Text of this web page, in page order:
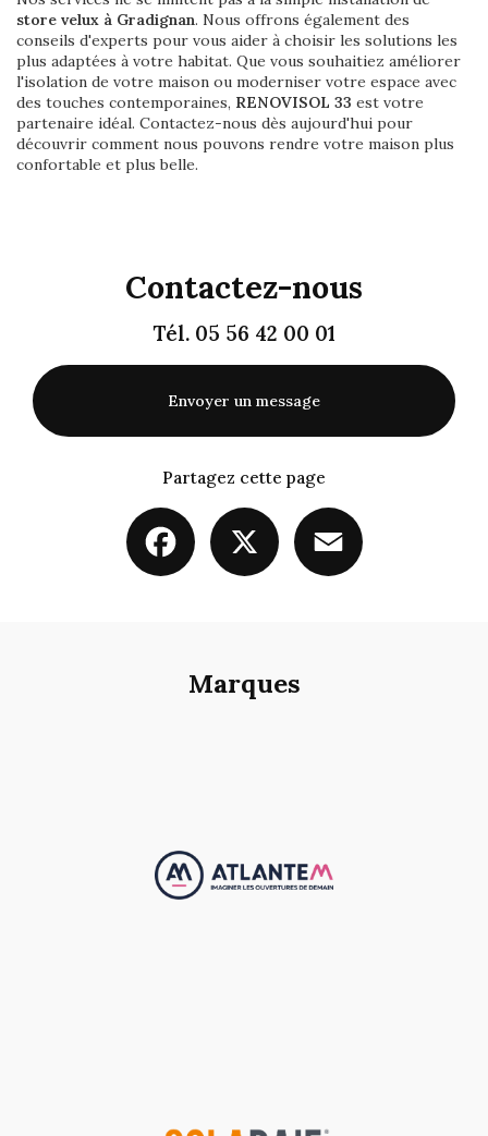
store velux à Gradignan. Nous offrons également des
conseils d'experts pour vous aider à choisir les solutions les
plus adaptées à votre habitat. Que vous souhaitiez améliorer
l'isolation de votre maison ou moderniser votre espace avec
des touches contemporaines, RENOVISOL 33 est votre
partenaire idéal. Contactez-nous dès aujourd'hui pour
découvrir comment nous pouvons rendre votre maison plus
confortable et plus belle.
Contactez-nous
Tél. 05 56 42 00 01
Envoyer un message
Partagez cette page
Facebook
Marques